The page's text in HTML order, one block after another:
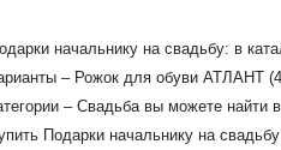
начальнику на свадьбу: в
– Рожок для обуви АТЛАНТ
– Свадьба вы можете найти
Подарки начальнику на